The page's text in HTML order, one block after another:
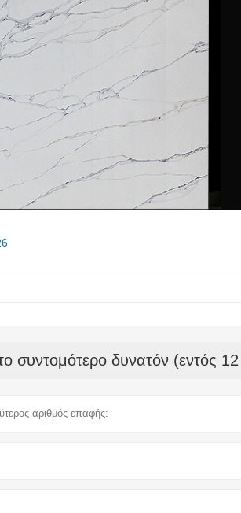
συντομότερο δυνατόν (εντός